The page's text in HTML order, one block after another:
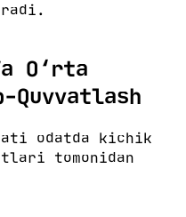
O‘rta
Quvvatlash
odatda kichik
tomonidan